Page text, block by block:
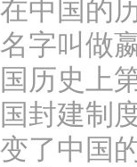
在中国的
名字叫做
国历史上
国封建制
变了中国